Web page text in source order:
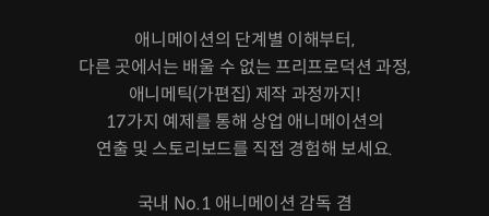
애니메이션의 단계별 이해부터,
다른 곳에서는 배울 수 없는 프리프로덕션 과정,
애니메틱(가편집) 제작 과정까지!
17가지 예제를 통해 상업 애니메이션의
연출 및 스토리보드를 직접 경험해 보세요.
국내 No.1 애니메이션 감독 겸